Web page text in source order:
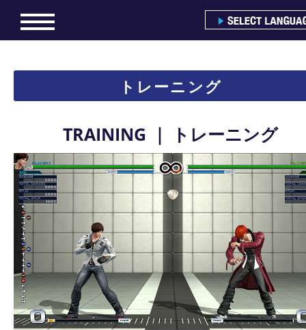
3
▶︎ゲームの始め方
オンライン
トレーニング
TRAINING ｜ トレーニング